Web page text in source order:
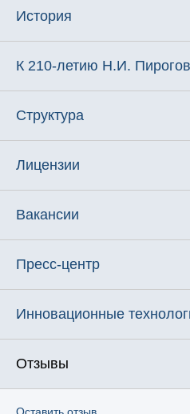
История
К 210-летию Н.И.
Структура
Лицензии
Вакансии
Пресс-центр
Инновационные
Отзывы